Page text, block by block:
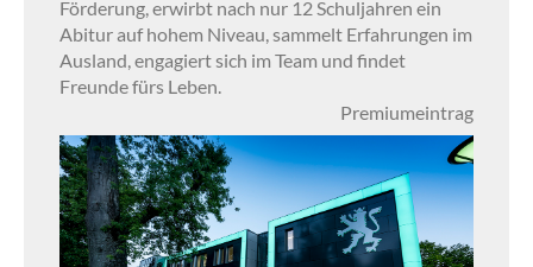
Förderung, erwirbt nach nur 12 Schuljahren ein
Abitur auf hohem Niveau, sammelt Erfahrungen im
Ausland, engagiert sich im Team und findet
Freunde fürs Leben.
Premiumeintrag